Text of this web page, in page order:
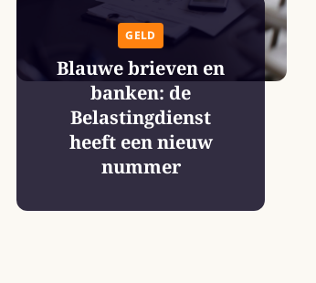
GELD
Blauwe brieven en
banken: de
Belastingdienst
heeft een nieuw
nummer